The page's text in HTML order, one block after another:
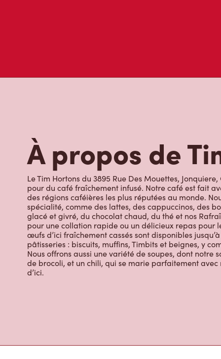
Le Tim Hortons du 3895 Rue Des Mouettes,
pour du café fraîchement infusé. Notre café est fait
des régions caféières les plus réputées au monde.
spécialité, comme des lattes, des cappuccinos, des
glacé et givré, du chocolat chaud, du thé et nos
pour une collation rapide ou un délicieux repas pour
œufs d’ici fraîchement cassés sont disponibles
pâtisseries : biscuits, muffins, Timbits et beignes, y
Nous offrons aussi une variété de soupes, dont notre
de brocoli, et un chili, qui se marie parfaitement
d’ici.